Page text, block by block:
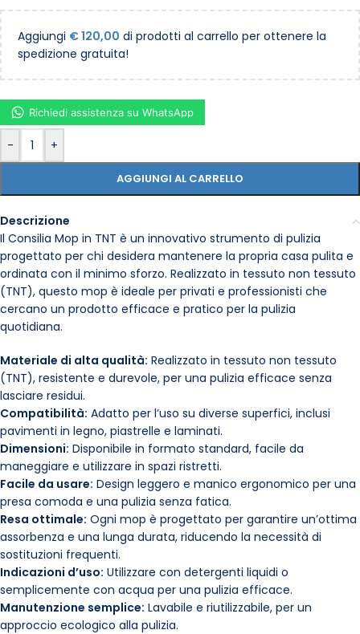
Aggiungi €120,00 di prodotti al carrello per ottenere la
spedizione gratuita!
- +
AGGIUNGI AL CARRELLO
Richiedi assistenza su WhatsApp
Descrizione
Il Consilia Mop in TNT è un innovativo strumento di pulizia
progettato per chi desidera mantenere la propria casa pulita e
ordinata con il minimo sforzo. Realizzato in tessuto non tessuto
(TNT), questo mop è ideale per privati e professionisti che
cercano un prodotto efficace e pratico per la pulizia
quotidiana.
Materiale di alta qualità: Realizzato in tessuto non tessuto
(TNT), resistente e durevole, per una pulizia efficace senza
lasciare residui.
Compatibilità: Adatto per l’uso su diverse superfici, inclusi
pavimenti in legno, piastrelle e laminati.
Dimensioni: Disponibile in formato standard, facile da
maneggiare e utilizzare in spazi ristretti.
Facile da usare: Design leggero e manico ergonomico per una
presa comoda e una pulizia senza fatica.
Resa ottimale: Ogni mop è progettato per garantire un’ottima
assorbenza e una lunga durata, riducendo la necessità di
sostituzioni frequenti.
Indicazioni d’uso: Utilizzare con detergenti liquidi o
semplicemente con acqua per una pulizia efficace.
Manutenzione semplice: Lavabile e riutilizzabile, per un
approccio ecologico alla pulizia.